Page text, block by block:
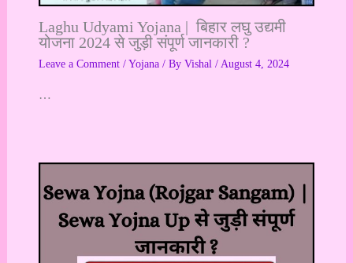
Laghu Udyami Yojana | बिहार लघु उद्यमी
योजना 2024 से जुड़ी संपूर्ण जानकारी ?
Leave a Comment / Yojana/ By Vishal / August 4, 2024
…